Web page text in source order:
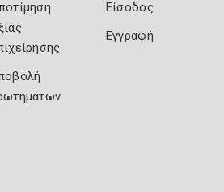
Είσοδος
Εγγραφή